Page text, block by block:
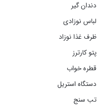
دندان گیر
لباس نوزادی
ظرف غذا نوزاد
پتو کارترز
قطره خواب
دستگاه استریل
تب سنج